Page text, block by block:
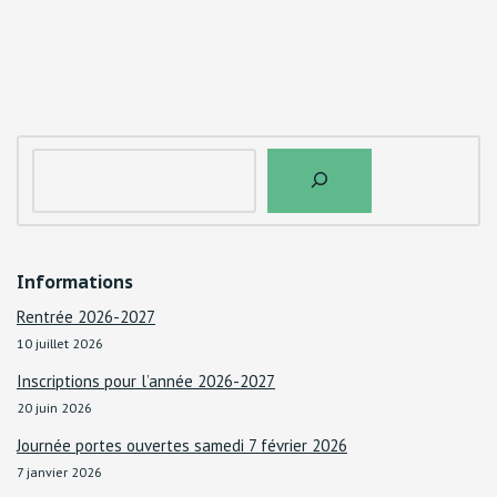
Informations
Rentrée 2026-2027
10 juillet 2026
Inscriptions pour l’année 2026-2027
20 juin 2026
Journée portes ouvertes samedi 7 février 2026
7 janvier 2026